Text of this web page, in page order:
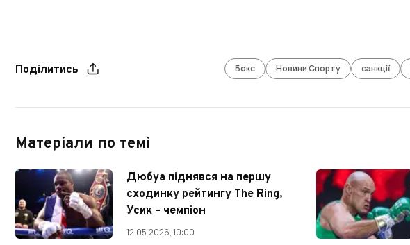
Поділитись Бокс Новини Спорту санкції
Матеріали по темі
Дюбуа піднявся на першу
сходинку рейтингу The Ring,
Усик – чемпіон
12.05.2026, 10:00